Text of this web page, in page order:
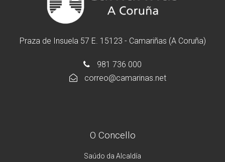
Praza de Insuela 57 E. 15123 - Camariñas (A Coruña)
981 736 000
correo@camarinas.net
O Concello
Saúdo da Alcaldía